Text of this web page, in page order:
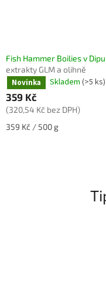
Fish Hammer Boilies v Dipu
extrakty GLM a olihně
Novinka Skladem (>5 ks)
359 Kč
(320,54 Kč bez DPH)
Měrná
359 Kč / 500 g